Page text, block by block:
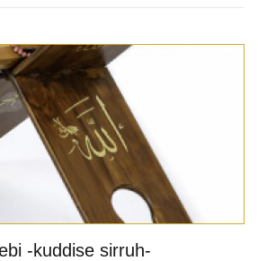
-kuddise sirruh-